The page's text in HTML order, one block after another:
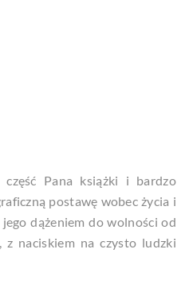
część Pana książki i bardzo
postawę wobec życia i
dążeniem do wolności od
z naciskiem na czysto ludzki